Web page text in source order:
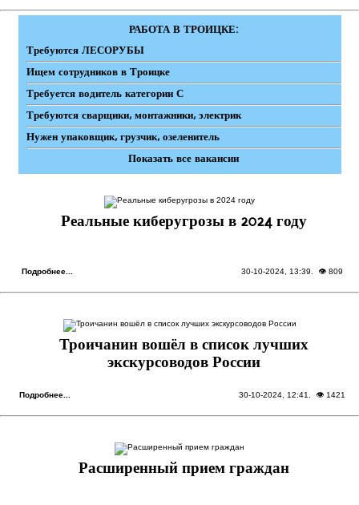
РАБОТА В ТРОИЦКЕ:
Требуются ЛЕСОРУБЫ
Ищем сотрудников в Троицке
Требуется водитель категории С
Требуются сварщики, монтажники, электрик
Нужен упаковщик, грузчик, озеленитель
Показать все вакансии
Реальные киберугрозы в 2024 году
Подробнее... 30-10-2024, 13:39 . 👁 809
Троичанин вошёл в список лучших
экскурсоводов России
Подробнее... 30-10-2024, 12:41 . 👁 1421
Расширенный прием граждан